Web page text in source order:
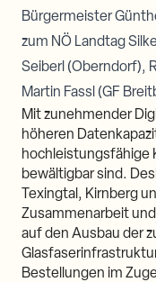
Bürgermeister
zum NÖ Landtag
Seiberl (Oberndorf),
Martin Fassl (GF
Mit zunehmender
höheren
hochleistungsfähige
bewältigbar sind.
Texingtal, Kirnberg
Zusammenarbeit
auf den Ausbau der
Bestellungen im